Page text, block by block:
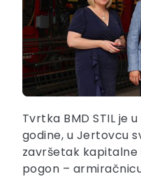
Tvrtka BMD STIL je
godine, u Jertovcu
završetak kapitalne
pogon – armiračnicu